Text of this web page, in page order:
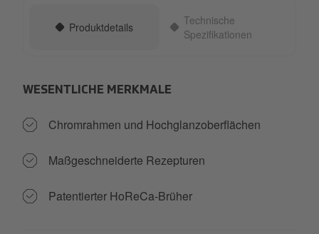
Produktdetails
Technische
Spezifikationen
WESENTLICHE MERKMALE
Chromrahmen und Hochglanzoberflächen
Maßgeschneiderte Rezepturen
Patentierter HoReCa-Brüher